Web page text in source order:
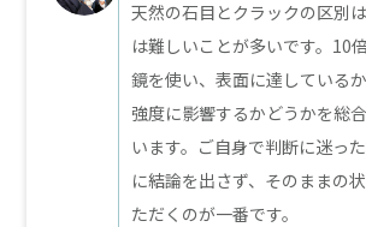
天然の石目とクラックの区別
は難しいことが多いです。10
鏡を使い、表面に達している
強度に影響するかどうかを総
います。ご自身で判断に迷っ
に結論を出さず、そのままの
ただくのが一番です。